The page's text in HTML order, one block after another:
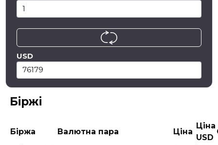
USD
Біржі
Біржа Валютна пара Ціна
Ціна
USD